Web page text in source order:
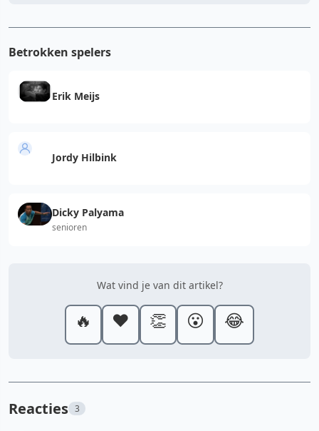
Betrokken spelers
Erik Meijs
Jordy Hilbink
Dicky Palyama
senioren
Wat vind je van dit artikel?
🔥 ❤️ 👏 😮 😂
Reacties 3